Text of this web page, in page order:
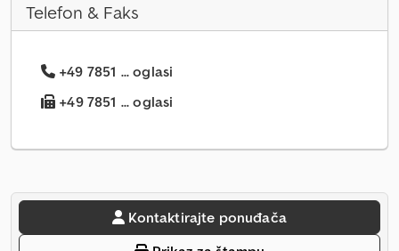
Telefon & Faks
+49 7851 ... oglasi
+49 7851 ... oglasi
Kontaktirajte ponuđača